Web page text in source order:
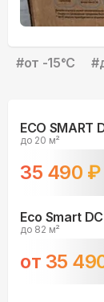
#от -15°С #
ECO SMART
до 20 м²
35 490 ₽
Eco Smart
до 82 м²
от 35